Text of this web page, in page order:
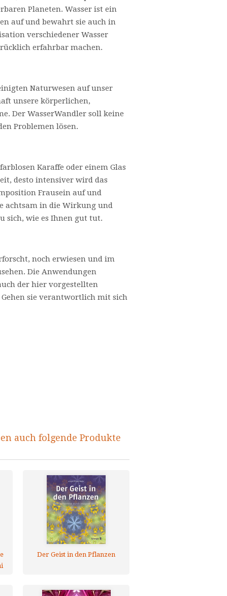
Planeten. Wasser ist ein
auf und bewahrt sie auch in
verschiedener Wasser
erfahrbar machen.
Naturwesen auf unser
unsere körperlichen,
Der WasserWandler soll keine
Problemen lösen.
Karaffe oder einem Glas
desto intensiver wird das
Frausein auf und
achtsam in die Wirkung und
sich, wie es Ihnen gut tut.
noch erwiesen und im
Die Anwendungen
der hier vorgestellten
sie verantwortlich mit sich
auch folgende Produkte
Der Geist in den Pflanzen